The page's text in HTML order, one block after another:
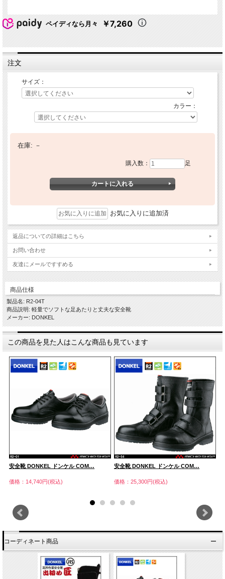
ペイディなら月々 ￥7,260
注文
サイズ：
カラー：
在庫: －
購入数： 足
お気に入りに追加済
返品についての詳細はこちら
お問い合わせ
友達にメールですすめる
商品仕様
製品名: R2-04T
商品説明: 軽量でソフトな足あたりと丈夫な安全靴
メーカー: DONKEL
この商品を見た人はこんな商品も見ています
安全靴 DONKEL ドンケル COM…
価格：14,740円(税込)
安全靴 DONKEL ドンケル COM…
価格：25,300円(税込)
コーディネート商品